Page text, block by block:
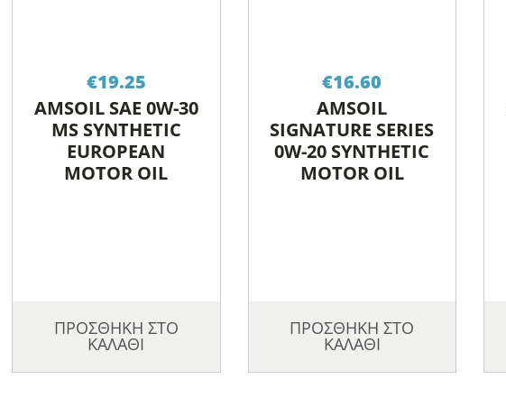
€19.25
AMSOIL SAE 0W-30
MS SYNTHETIC
EUROPEAN
MOTOR OIL
ΠΡΟΣΘΗΚΗ ΣΤΟ
ΚΑΛΑΘΙ
€16.60
AMSOIL
SIGNATURE SERIES
0W-20 SYNTHETIC
MOTOR OIL
ΠΡΟΣΘΗΚΗ ΣΤΟ
ΚΑΛΑΘΙ